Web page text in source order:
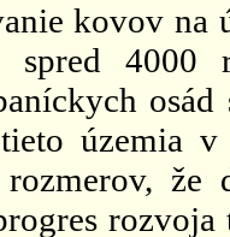
kovov na
4000
územia